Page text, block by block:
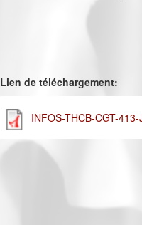
Lien de téléchargement:
INFOS-THCB-CGT-